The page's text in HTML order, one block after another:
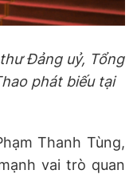
Đảng uỷ, Tổng
phát biếu tại
Thanh Tùng,
vai trò quan